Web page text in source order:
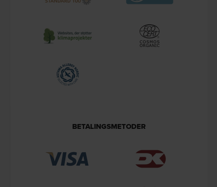
BETALINGSMETODER